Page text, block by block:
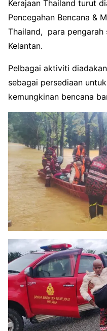
Kerajaan Thailand turut
Pencegahan Bencana &
Thailand, para pengarah
Kelantan.
Pelbagai aktiviti
sebagai persediaan
kemungkinan bencana